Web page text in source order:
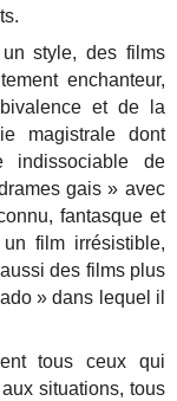
style, des films
enchanteur,
et de la
magistrale dont
indissociable de
gais » avec
fantasque et
un film irrésistible,
des films plus
» dans lequel il
tous ceux qui
situations, tous